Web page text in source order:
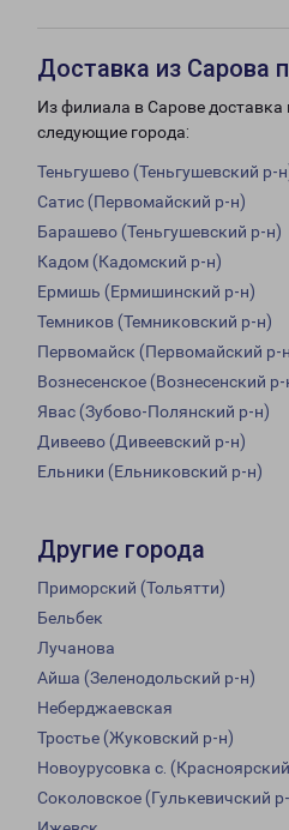
Доставка из Сарова
Из филиала в Сарове доставка
следующие города:
Теньгушево (Теньгушевский р-
Сатис (Первомайский р-н)
Барашево (Теньгушевский р-н)
Кадом (Кадомский р-н)
Ермишь (Ермишинский р-н)
Темников (Темниковский р-н)
Первомайск (Первомайский р-
Вознесенское (Вознесенский р-
Явас (Зубово-Полянский р-н)
Дивеево (Дивеевский р-н)
Ельники (Ельниковский р-н)
Другие города
Приморский (Тольятти)
Бельбек
Лучанова
Айша (Зеленодольский р-н)
Неберджаевская
Тростье (Жуковский р-н)
Новоурусовка с.
Соколовское (Гулькевичский